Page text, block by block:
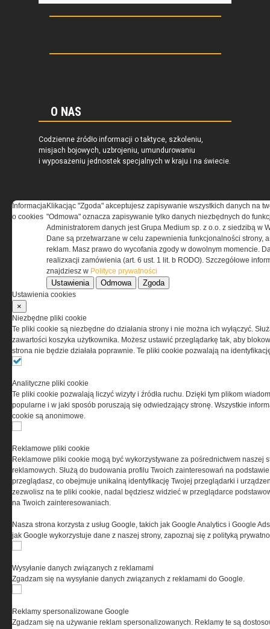
O NAS
Codzienne źródło informacji o taktyce, szkoleniu,
misjach bojowych, uzbrojeniu, umundurowaniu
i wyposażeniu jednostek specjalnych w kraju i na świecie.
REGULAMIN
Regulamin określa zasady korzystania z portalu
www.special-ops.pl
Korzystanie z portalu jest równoznaczne
przez Grupa MEDIUM Spółka z ograniczoną
odpowiedzialnością Spółka komandytowa, nr KRS:
0000537655, NIP 1132860378, REGON 146393437
(zwana dalej Grupa MEDIUM) w postaci Regulaminu.
Ta witryna wykorzystuje pliki cookies do przechowywania
informacji na Twoim komputerze. Pliki cookies stosujemy
w celu świadczenia usług na najwyższym poziomie,
w tym w sposób dostosowany do indywidualnych potrzeb.
cookies oznacza, że będą one zamieszczane w Twoim
urządzeniu końcowym. W każdym momencie możesz
dokonać zmiany ustawień przeglądarki dotyczących
serwisu prosimy o zapoznanie się z naszą
prywatności
oraz informacją o cookies
Informacja
o cookies
Klikacjąc "Zgoda" akceptujesz zapisywanie wszystkich danych na
"Odmowa" oznacza zapisywanie tylko danych niezbędnych do
Administratorem danych jest Grupa Medium sp. z o.o. z siedzibą w
Dane są przetwarzane w celu zapewnienia funkcjonalności strony,
reklam. Masz prawo do wycofania zgody w dowolnym momencie.
realizxacji zamówienia (art. 6 ust. 1 lit. b RODO). Szczegółowe
znajdziesz w Polityce prywatności
Ustawienia Odmowa Zgoda
Ustawienia cookies
×
Niezbędne pliki cookie
Te pliki cookie są niezbędne do działania strony i nie można ich wyłączyć.
zawartości koszyka użytkownika. Możesz ustawić przeglądarkę tak, aby
strona nie będzie działała poprawnie. Te pliki cookie pozwalają na
Analityczne pliki cookie
Te pliki cookie pozwalają liczyć wizyty i źródła ruchu. Dzięki tym plikom
popularne i w jaki sposób poruszają się odwiedzający stronę. Wszystkie
cookie są anonimowe.
Reklamowe pliki cookie
Reklamowe pliki cookie mogą być wykorzystywane za pośrednictwem naszej
reklamowych. Służą do budowania profilu Twoich zainteresowań na
przeglądasz, co obejmuje unikalną identyfikację Twojej przeglądarki i
zezwolisz na te pliki cookie, nadal będziesz widzieć w przeglądarce
na Twoich zainteresowaniach.
Nasza strona korzysta z usług Google, takich jak Google Analytics i Google
jak Google wykorzystuje dane z naszej strony, zapoznaj się z polityką
Wysyłanie danych związanych z reklamami
Zgadzam się na wysyłanie danych związanych z reklamami do Google.
Reklamy spersonalizowane Google
Zgadzam się na używanie reklam spersonalizowanych. Reklamy te są